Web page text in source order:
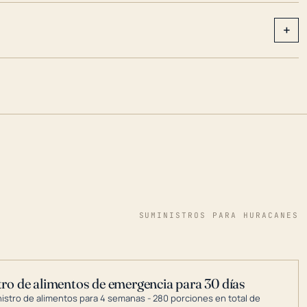
+
SUMINISTROS PARA HURACANES
de alimentos de emergencia para 30 días
de alimentos para 4 semanas - 280 porciones en total de